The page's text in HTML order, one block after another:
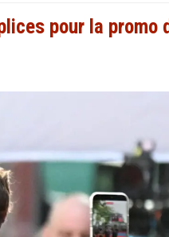
pour la promo